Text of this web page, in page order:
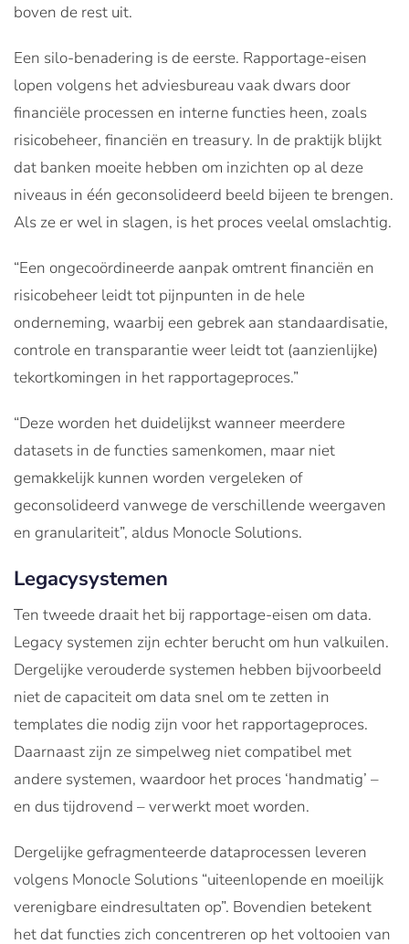
boven de rest uit.
Een silo-benadering is de eerste. Rapportage-eisen
lopen volgens het adviesbureau vaak dwars door
financiële processen en interne functies heen, zoals
risicobeheer, financiën en treasury. In de praktijk blijkt
dat banken moeite hebben om inzichten op al deze
niveaus in één geconsolideerd beeld bijeen te brengen.
Als ze er wel in slagen, is het proces veelal omslachtig.
“Een ongecoördineerde aanpak omtrent financiën en
risicobeheer leidt tot pijnpunten in de hele
onderneming, waarbij een gebrek aan standaardisatie,
controle en transparantie weer leidt tot (aanzienlijke)
tekortkomingen in het rapportageproces.”
“Deze worden het duidelijkst wanneer meerdere
datasets in de functies samenkomen, maar niet
gemakkelijk kunnen worden vergeleken of
geconsolideerd vanwege de verschillende weergaven
en granulariteit”, aldus Monocle Solutions.
Legacysystemen
Ten tweede draait het bij rapportage-eisen om data.
Legacy systemen zijn echter berucht om hun valkuilen.
Dergelijke verouderde systemen hebben bijvoorbeeld
niet de capaciteit om data snel om te zetten in
templates die nodig zijn voor het rapportageproces.
Daarnaast zijn ze simpelweg niet compatibel met
andere systemen, waardoor het proces ‘handmatig’ –
en dus tijdrovend – verwerkt moet worden.
Dergelijke gefragmenteerde dataprocessen leveren
volgens Monocle Solutions “uiteenlopende en moeilijk
verenigbare eindresultaten op”. Bovendien betekent
het dat functies zich concentreren op het voltooien van